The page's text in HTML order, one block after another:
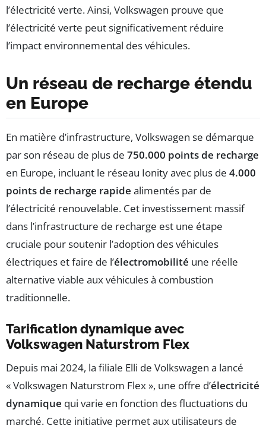
l’électricité verte. Ainsi, Volkswagen prouve que
l’électricité verte peut significativement réduire
l’impact environnemental des véhicules.
Un réseau de recharge étendu
en Europe
En matière d’infrastructure, Volkswagen se démarque
par son réseau de plus de 750.000 points de recharge
en Europe, incluant le réseau Ionity avec plus de 4.000
points de recharge rapide alimentés par de
l’électricité renouvelable. Cet investissement massif
dans l’infrastructure de recharge est une étape
cruciale pour soutenir l’adoption des véhicules
électriques et faire de l’électromobilité une réelle
alternative viable aux véhicules à combustion
traditionnelle.
Tarification dynamique avec
Volkswagen Naturstrom Flex
Depuis mai 2024, la filiale Elli de Volkswagen a lancé
« Volkswagen Naturstrom Flex », une offre d’électricité
dynamique qui varie en fonction des fluctuations du
marché. Cette initiative permet aux utilisateurs de